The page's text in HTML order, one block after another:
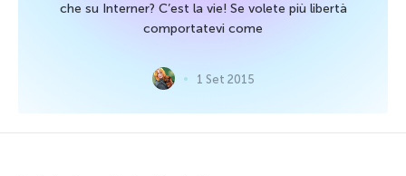
che su Interner? C’est la vie! Se volete più libertà
comportatevi come
1 Set 2015